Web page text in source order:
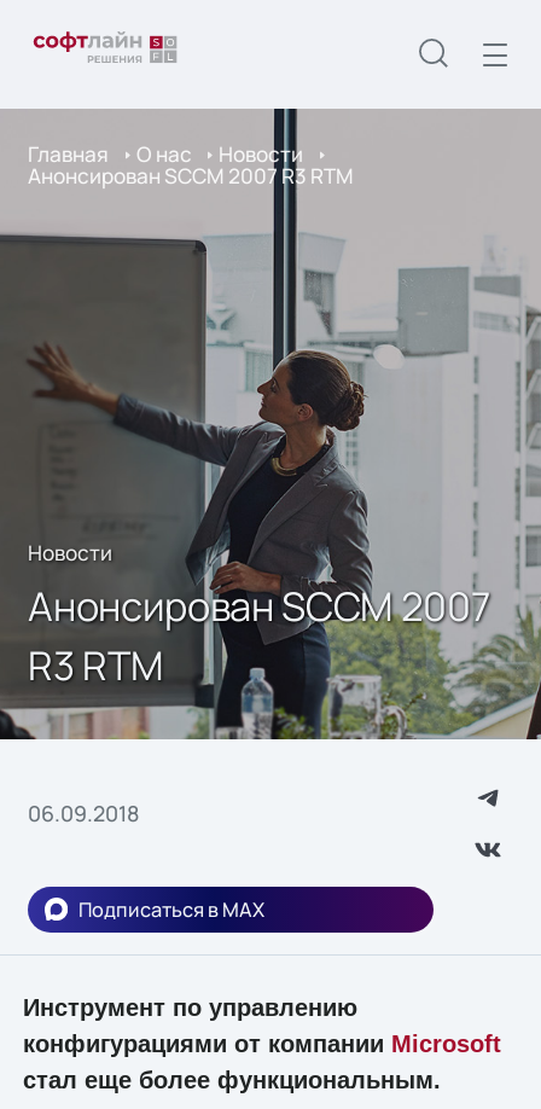
Главная О нас Новости
Анонсирован SCCM 2007 R3 RTM
Новости
Анонсирован SCCM 2007
R3 RTM
06.09.2018
Подписаться в MAX
Инструмент по управлению
конфигурациями от компании Microsoft
стал еще более функциональным.